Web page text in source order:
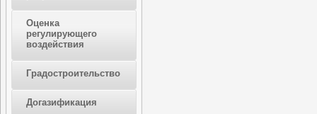
Оценка
регулирующего
воздействия
Градостроительство
Догазификация